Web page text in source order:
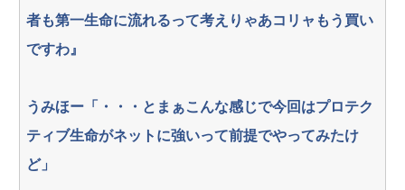
者も第一生命に流れるって考えりゃあコリャもう買い
ですわ』
うみほー「・・・とまぁこんな感じで今回はプロテク
ティブ生命がネットに強いって前提でやってみたけ
ど」